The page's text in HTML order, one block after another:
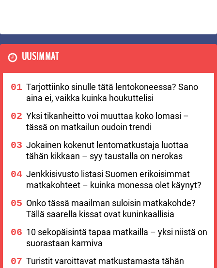
UUSIMMAT
Tarjottiinko sinulle tätä lentokoneessa? Sano
aina ei, vaikka kuinka houkuttelisi
Yksi tikanheitto voi muuttaa koko lomasi –
tässä on matkailun oudoin trendi
Jokainen kokenut lentomatkustaja luottaa
tähän kikkaan – syy taustalla on nerokas
Jenkkisivusto listasi Suomen erikoisimmat
matkakohteet – kuinka monessa olet käynyt?
Onko tässä maailman suloisin matkakohde?
Tällä saarella kissat ovat kuninkaallisia
10 sekopäisintä tapaa matkailla – yksi niistä on
suorastaan karmiva
Turistit varoittavat matkustamasta tähän